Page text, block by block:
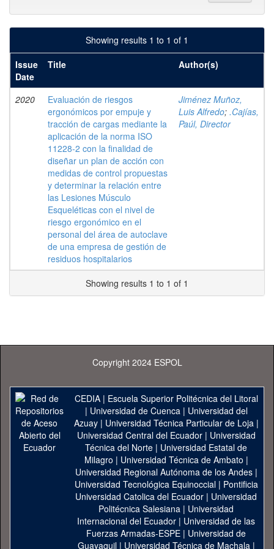
Showing results 1 to 1 of 1
Issue
Date
Title Author(s)
2020
Evaluación de riesgos
ergonómicos por empuje y
tracción de cargas mediante la
aplicación de la norma ISO
11228-2 con la finalidad de
diseñar un plan de acción con
medidas de control propuestas
y determinar la relación entre
las Lesiones Músculo
Esqueléticas con el nivel de
riesgo ergonómico en el
personal del área de autoclave
de una empresa de gestión de
residuos hospitalarios
Jiménez Muñoz,
Luis Alfredo; .Cajías,
Paúl, Director
Showing results 1 to 1 of 1
Copyright 2024 ESPOL
CEDIA| Escuela Superior Politécnica del Litoral
| Universidad de Cuenca| Universidad del
Azuay| Universidad Técnica Particular de Loja|
Universidad Central del Ecuador| Universidad
Técnica del Norte | Universidad Estatal de
Milagro | Universidad Técnica de Ambato |
Universidad Regional Autónoma de los Andes|
Universidad Tecnológica Equinoccial| Pontificia
Universidad Catolica del Ecuador | Universidad
Politécnica Salesiana | Universidad
Internacional del Ecuador | Universidad de las
Fuerzas Armadas-ESPE | Universidad de
Guayaquil| Universidad Técnica de Machala|